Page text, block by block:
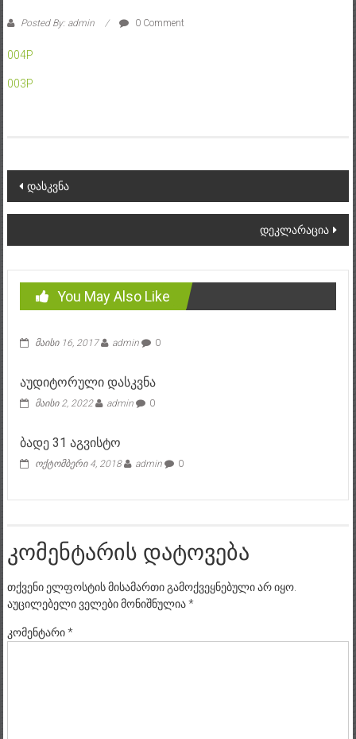
Posted By: admin 0 Comment
004P
003P
Post
navigation
დასკვნა
დეკლარაცია
You May Also Like
მაისი 16, 2017 admin 0
აუდიტორული დასკვნა
მაისი 2, 2022 admin 0
ბადე 31 აგვისტო
ოქტომბერი 4, 2018 admin 0
კომენტარის დატოვება
თქვენი ელფოსტის მისამართი გამოქვეყნებული არ იყო.
აუცილებელი ველები მონიშნულია*
კომენტარი*